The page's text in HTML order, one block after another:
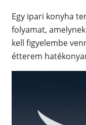
Egy ipari konyha
folyamat,
kell figyelembe
étterem